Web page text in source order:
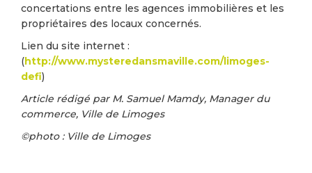
concertations entre les agences immobilières et les
propriétaires des locaux concernés.
Lien du site internet :
(http://www.mysteredansmaville.com/limoges-
defi)
Article rédigé par M. Samuel Mamdy, Manager du
commerce, Ville de Limoges
©photo : Ville de Limoges